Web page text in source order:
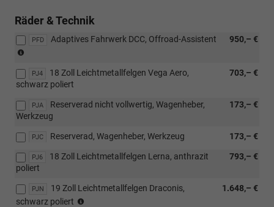
Räder & Technik
PFD 950,– €
Adaptives Fahrwerk DCC, Offroad-Assistent
4x4)
(nur
110
kW,
4x4)
PJ4 703,– €
18 Zoll Leichtmetallfelgen Vega Aero,
schwarz poliert
PJA 173,– €
Reserverad nicht vollwertig, Wagenheber,
Werkzeug
PJC 173,– €
Reserverad, Wagenheber, Werkzeug
PJ6 793,– €
18 Zoll Leichtmetallfelgen Lerna, anthrazit
poliert
PJN 1.648,– €
19 Zoll Leichtmetallfelgen Draconis,
schwarz poliert